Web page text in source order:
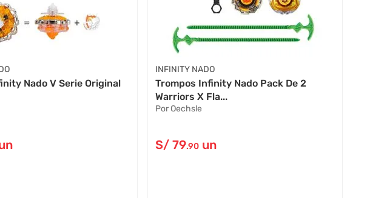
Nado V Serie Original
INFINITY NADO
Trompos Infinity Nado Pack De 2
Warriors X Fla...
Por Oechsle
S/ 79.90 un